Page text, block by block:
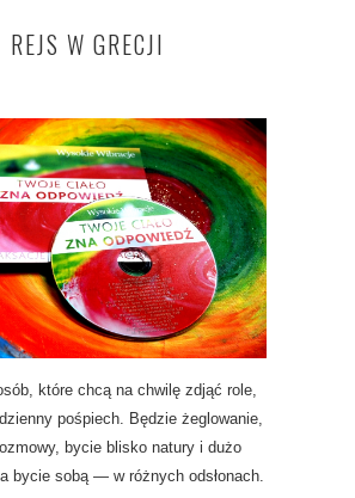
REJS W GRECJI
które chcą na chwilę zdjąć role,
pośpiech. Będzie żeglowanie,
bycie blisko natury i dużo
bycie sobą — w różnych odsłonach.